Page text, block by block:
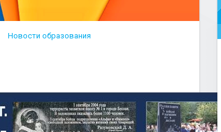
Новости образования